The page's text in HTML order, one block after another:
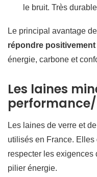
le bruit. Très
Le principal avantage
répondre
énergie, carbone et
Les laines
Les laines de verre et
utilisés en France.
respecter les exigences
pilier énergie.